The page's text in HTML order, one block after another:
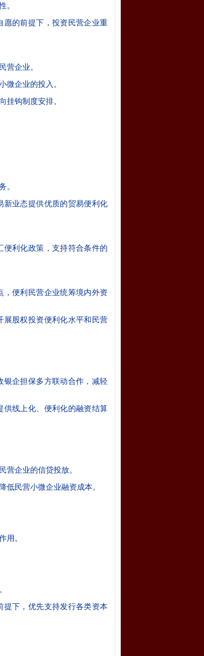
。
愿的前提下，投资民营企业重
营企业。
微企业的投入。
挂钩制度安排。
。
新业态提供优质的贸易便利化
便利化政策，支持符合条件的
，便利民营企业统筹境内外资
展股权投资便利化水平和民营
银企担保多方联动合作，减轻
供线上化、便利化的融资结算
营企业的信贷投放。
低民营小微企业融资成本。
用。
提下，优先支持发行各类资本